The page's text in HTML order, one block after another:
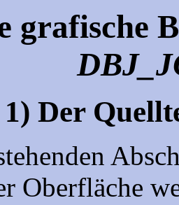
grafische
1) Der
Oberfläche